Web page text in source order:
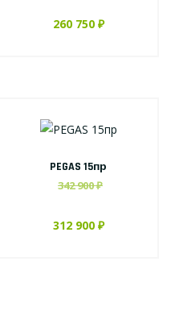
260 750 ₽
PEGAS 15пр
342 900 ₽
312 900 ₽